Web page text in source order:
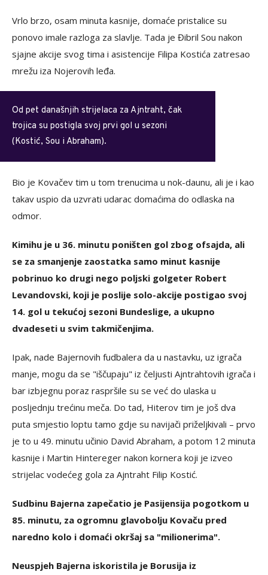
Vrlo brzo, osam minuta kasnije, domaće pristalice su
ponovo imale razloga za slavlje. Tada je Đibril Sou nakon
sjajne akcije svog tima i asistencije Filipa Kostića zatresao
mrežu iza Nojerovih leđa.
Od pet današnjih strijelaca za Ajntraht, čak
trojica su postigla svoj prvi gol u sezoni
(Kostić, Sou i Abraham).
Bio je Kovačev tim u tom trenucima u nok-daunu, ali je i kao
takav uspio da uzvrati udarac domaćima do odlaska na
odmor.
Kimihu je u 36. minutu poništen gol zbog ofsajda, ali
se za smanjenje zaostatka samo minut kasnije
pobrinuo ko drugi nego poljski golgeter Robert
Levandovski, koji je poslije solo-akcije postigao svoj
14. gol u tekućoj sezoni Bundeslige, a ukupno
dvadeseti u svim takmičenjima.
Ipak, nade Bajernovih fudbalera da u nastavku, uz igrača
manje, mogu da se "iščupaju" iz čeljusti Ajntrahtovih igrača i
bar izbjegnu poraz raspršile su se već do ulaska u
posljednju trećinu meča. Do tad, Hiterov tim je još dva
puta smjestio loptu tamo gdje su navijači priželjkivali – prvo
je to u 49. minutu učinio David Abraham, a potom 12 minuta
kasnije i Martin Hintereger nakon kornera koji je izveo
strijelac vodećeg gola za Ajntraht Filip Kostić.
Sudbinu Bajerna zapečatio je Pasijensija pogotkom u
85. minutu, za ogromnu glavobolju Kovaču pred
naredno kolo i domaći okršaj sa "milionerima".
Neuspjeh Bajerna iskoristila je Borusija iz